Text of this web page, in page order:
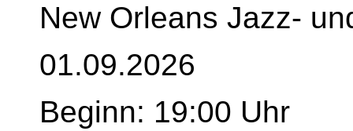
New Orleans Jazz-
01.09.2026
Beginn: 19:00 Uhr